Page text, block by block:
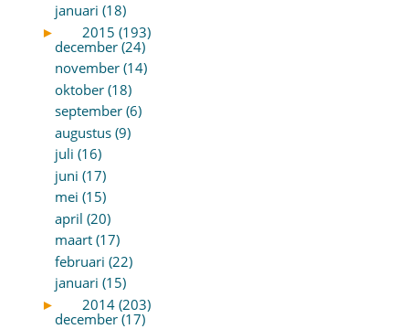
januari (18)
►
2015 (193)
december (24)
november (14)
oktober (18)
september (6)
augustus (9)
juli (16)
juni (17)
mei (15)
april (20)
maart (17)
februari (22)
januari (15)
►
2014 (203)
december (17)